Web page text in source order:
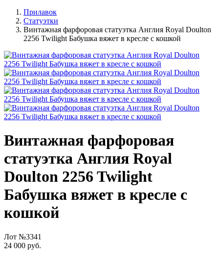
Прилавок
Статуэтки
Винтажная фарфоровая статуэтка Англия Royal Doulton
2256 Twilight Бабушка вяжет в кресле с кошкой
Винтажная фарфоровая
статуэтка Англия Royal
Doulton 2256 Twilight
Бабушка вяжет в кресле с
кошкой
Лот №3341
24 000 руб.